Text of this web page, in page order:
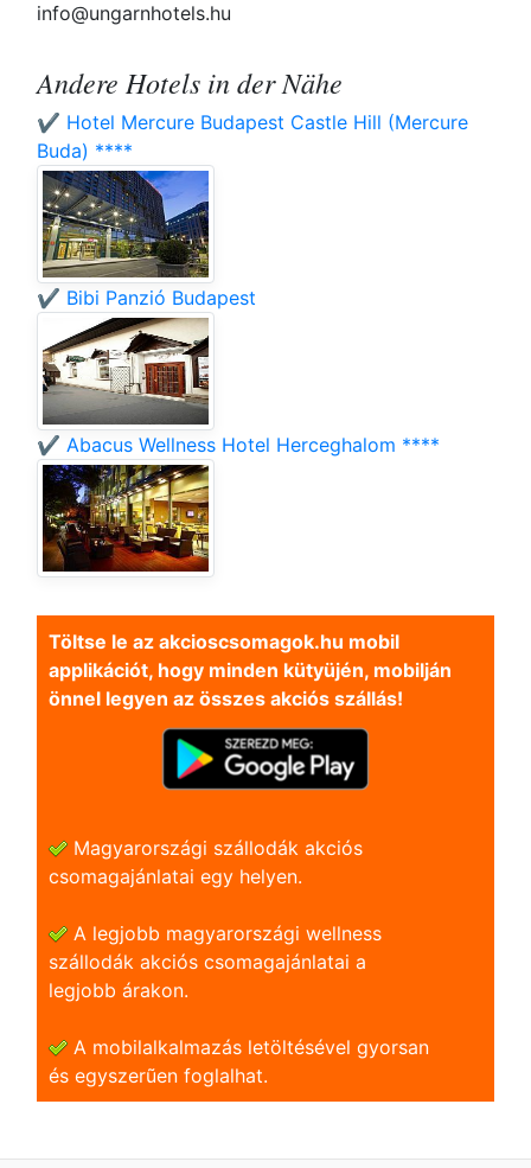
info@ungarnhotels.hu
Andere Hotels in der Nähe
✔️ Hotel Mercure Budapest Castle Hill (Mercure
Buda) ****
✔️ Bibi Panzió Budapest
✔️ Abacus Wellness Hotel Herceghalom ****
Töltse le az akcioscsomagok.hu mobil
applikációt, hogy minden kütyüjén, mobilján
önnel legyen az összes akciós szállás!
Magyarországi szállodák akciós
csomagajánlatai egy helyen.
A legjobb magyarországi wellness
szállodák akciós csomagajánlatai a
legjobb árakon.
A mobilalkalmazás letöltésével gyorsan
és egyszerũen foglalhat.